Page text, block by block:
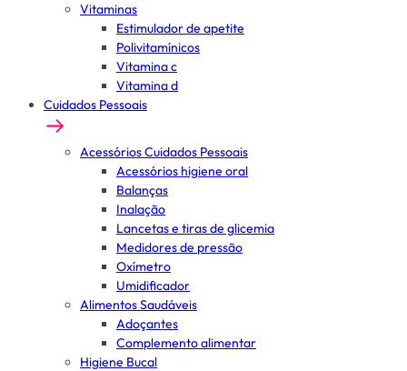
Vitaminas
Estimulador de apetite
Polivitamínicos
Vitamina c
Vitamina d
Cuidados Pessoais
Acessórios Cuidados Pessoais
Acessórios higiene oral
Balanças
Inalação
Lancetas e tiras de glicemia
Medidores de pressão
Oxímetro
Umidificador
Alimentos Saudáveis
Adoçantes
Complemento alimentar
Higiene Bucal